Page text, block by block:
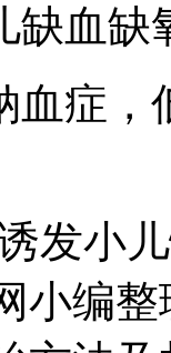
血缺
症，
发小
小编